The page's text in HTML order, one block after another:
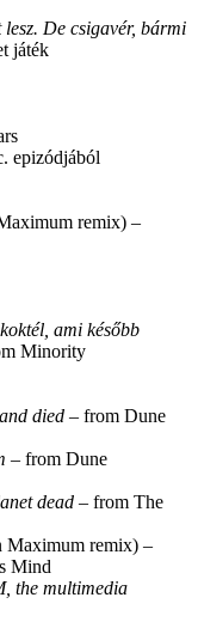
lesz. De csigavér, bármi
játék
epizódjából
remix) –
ami később
Minority
died – from Dune
– from Dune
dead – from The
Maximum remix) –
Mind
the multimedia